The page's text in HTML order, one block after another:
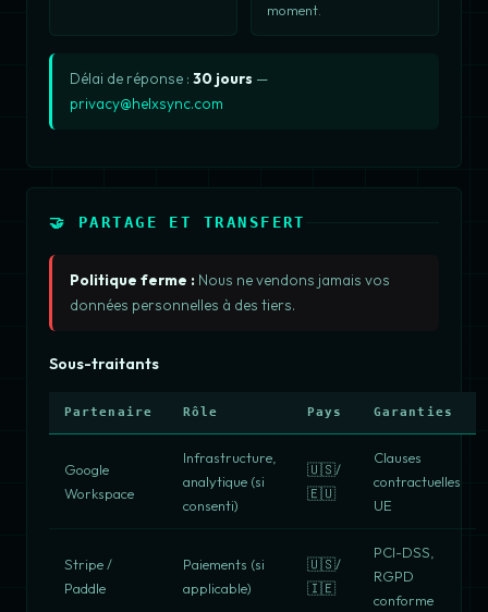
moment.
Délai de réponse : 30 jours —
privacy@helxsync.com
🤝 PARTAGE ET TRANSFERT
Politique ferme : Nous ne vendons jamais vos
données personnelles à des tiers.
Sous-traitants
Partenaire Rôle Pays Garanties
Google
Workspace
Infrastructure,
analytique (si
consenti)
🇺🇸/
🇪🇺
Clauses
contractuelles
UE
Stripe /
Paddle
Paiements (si
applicable)
🇺🇸/
🇮🇪
PCI-DSS,
RGPD
conforme